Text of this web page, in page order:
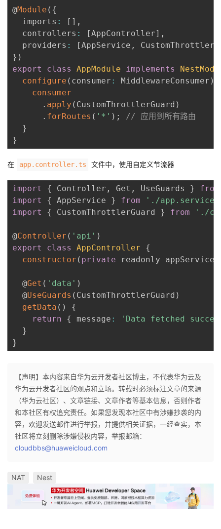
@Module ( {
  imports
: [ ] ,
  controllers
: [AppController] ,
  providers
: [AppService ,
} )
export
class AppModule implements
configure ( consumer : MiddlewareConsumer )
consumer
. apply ( CustomThrottlerGuard )
. forRoutes ( '*' ) ;
// 应用到所有路由
}
}
在 app.controller.ts 文件中，使用自定义节流器
import { Controller , Get , UseGuards }
from
import
{ AppService } from './app.service'
import
{ CustomThrottlerGuard } from './
@Controller ( 'api' )
export
class AppController
{
constructor ( private readonly appService
  @
Get ( 'data' )
  @
UseGuards ( CustomThrottlerGuard )
getData ( )
{
return
{ message :
'Data fetched
}
}
【声明】本内容来自华为云开发者社区博主，不代表华为云及
华为云开发者社区的观点和立场。转载时必须标注文章的来源
（华为云社区）、文章链接、文章作者等基本信息，否则作者
和本社区有权追究责任。如果您发现本社区中有涉嫌抄袭的内
容，欢迎发送邮件进行举报，并提供相关证据，一经查实，本
社区将立刻删除涉嫌侵权内容，举报邮箱：
cloudbbs@huaweicloud.com
NAT Nest